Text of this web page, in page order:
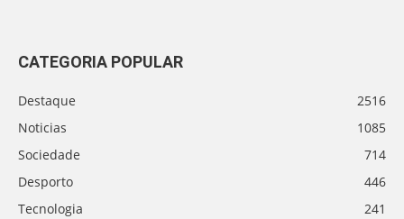
CATEGORIA POPULAR
Destaque
2516
Noticias
1085
Sociedade
714
Desporto
446
Tecnologia
241